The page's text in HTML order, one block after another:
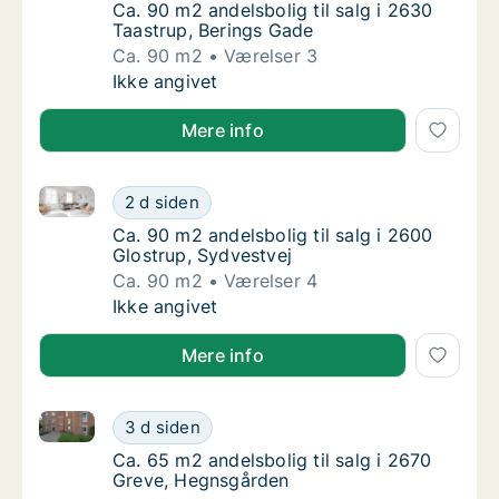
Ca. 90 m2 andelsbolig til salg i 2630
Ca. 90 m2 andelsbolig til salg i 2630
Taastrup, Berings Gade
Ca. 90 m2
Værelser 3
Ca. 90 m2 andelsbolig til salg i 2630
Ikke angivet
Mere info
Ca. 90 m2 andelsbolig til salg i 2600
2 d siden
Ca. 90 m2 andelsbolig til salg i 2600 Glostrup,
Ca. 90 m2 andelsbolig til salg i 2600
Ca. 90 m2 andelsbolig til salg i 2600
Glostrup, Sydvestvej
Ca. 90 m2
Værelser 4
Ca. 90 m2 andelsbolig til salg i 2600
Ikke angivet
Mere info
Ca. 65 m2 andelsbolig til salg i 2670 Greve,
3 d siden
Ca. 65 m2 andelsbolig til salg i 2670 Greve,
Ca. 65 m2 andelsbolig til salg i 2670 Greve,
Ca. 65 m2 andelsbolig til salg i 2670
Greve, Hegnsgården